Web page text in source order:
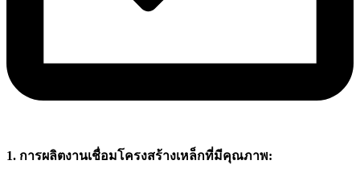
1. การผลิตงานเชื่อมโครงสร้างเหล็กที่มีคุณภาพ: